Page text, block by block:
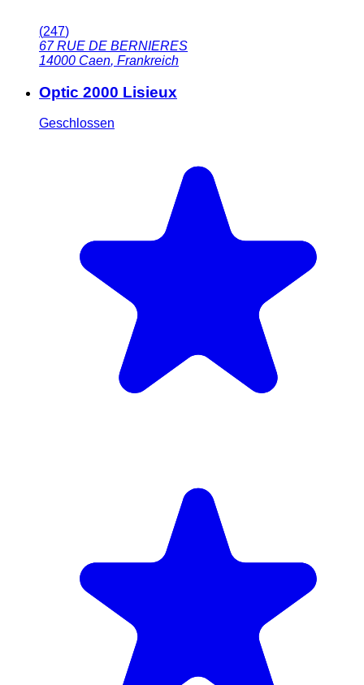
(247)
67 RUE DE BERNIERES
14000 Caen, Frankreich
Optic 2000 Lisieux
Geschlossen